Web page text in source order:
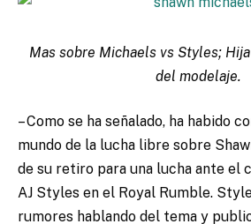
Mas sobre Michaels vs Styles;
del modelaje.
– Como se ha señalado, ha habido
mundo de la lucha libre sobre
de su retiro para una lucha ante el
AJ Styles en el Royal Rumble.
rumores hablando del tema y